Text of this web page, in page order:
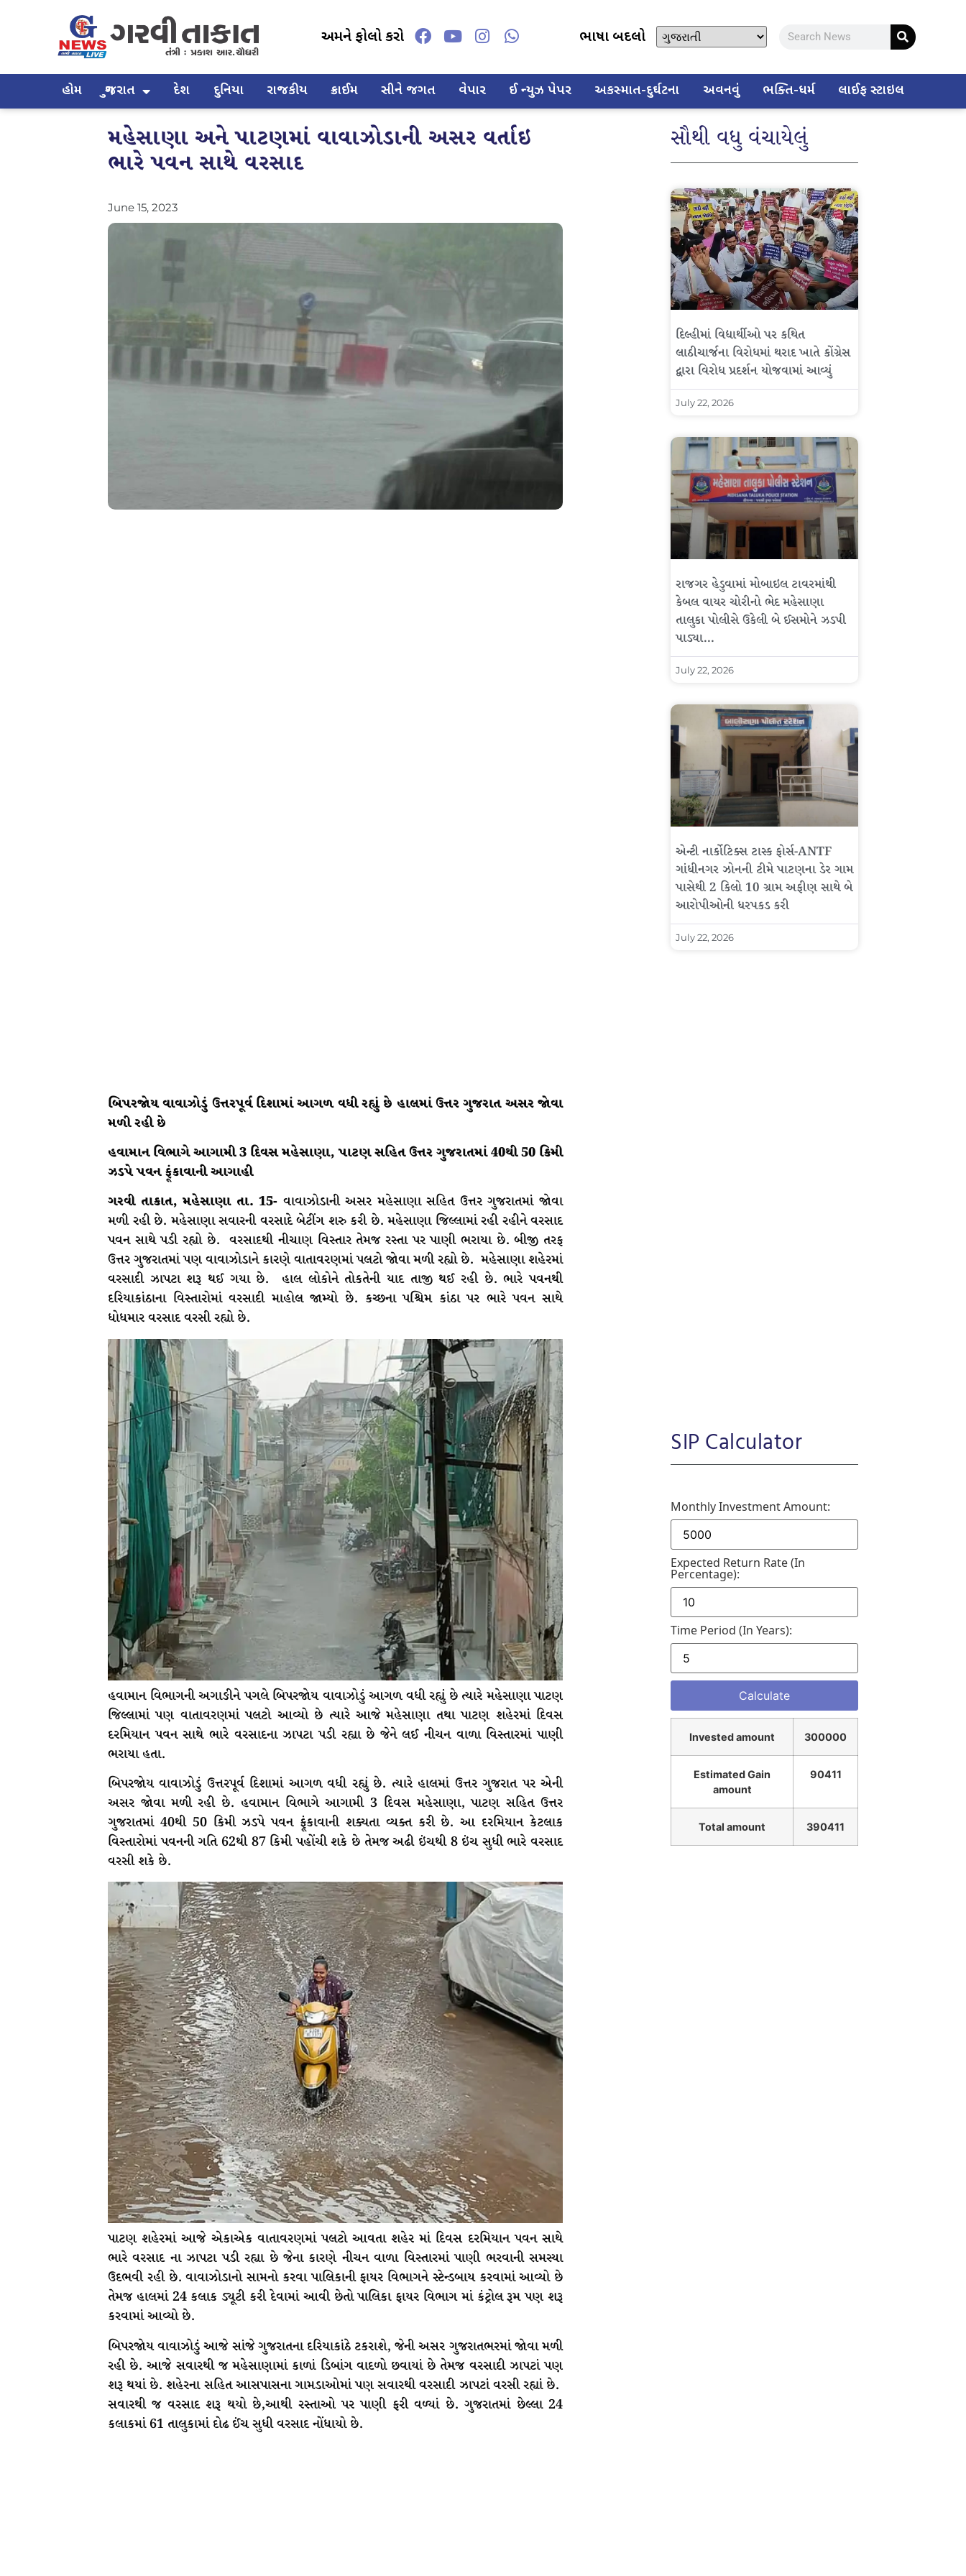
અમને ફોલો કરો ભાષા બદલો
હોમ ગુજરાત દેશ દુનિયા રાજકીય ક્રાઈમ સીને જગત વેપાર ઈ ન્યુઝ પેપર અકસ્માત-દુર્ઘટના અવનવું ભક્તિ-ધર્મ લાઈફ સ્ટાઇલ
મહેસાણા અને પાટણમાં વાવાઝોડાની અસર વર્તાઇ
ભારે પવન સાથે વરસાદ
June 15, 2023
બિપરજોય વાવાઝોડું ઉત્તરપૂર્વ દિશામાં આગળ વધી રહ્યું છે હાલમાં ઉત્તર ગુજરાત અસર જોવા
મળી રહી છે
હવામાન વિભાગે આગામી 3 દિવસ મહેસાણા, પાટણ સહિત ઉત્તર ગુજરાતમાં 40થી 50 કિમી
ઝડપે પવન ફૂંકાવાની આગાહી
ગરવી તાકાત, મહેસાણા તા. 15- વાવાઝોડાની અસર મહેસાણા સહિત ઉત્તર ગુજરાતમાં જોવા
મળી રહી છે. મહેસાણા સવારની વરસાદે બેટીંગ શરુ કરી છે. મહેસાણા જિલ્લામાં રહી રહીને વરસાદ
પવન સાથે પડી રહ્યો છે. વરસાદથી નીચાણ વિસ્તાર તેમજ રસ્તા પર પાણી ભરાયા છે. બીજી તરફ
ઉત્તર ગુજરાતમાં પણ વાવાઝોડાને કારણે વાતાવરણમાં પલટો જોવા મળી રહ્યો છે. મહેસાણા શહેરમાં
વરસાદી ઝાપટા શરૂ થઈ ગયા છે. હાલ લોકોને તોકતેની યાદ તાજી થઈ રહી છે. ભારે પવનથી
દરિયાકાંઠાના વિસ્તારોમાં વરસાદી માહોલ જામ્યો છે. કચ્છના પશ્ચિમ કાંઠા પર ભારે પવન સાથે
ધોધમાર વરસાદ વરસી રહ્યો છે.
હવામાન વિભાગની અગાઙીને પગલે બિપરજોય વાવાઝોડું આગળ વધી રહ્યું છે ત્યારે મહેસાણા પાટણ
જિલ્લામાં પણ વાતાવરણમાં પલટો આવ્યો છે ત્યારે આજે મહેસાણા તથા પાટણ શહેરમાં દિવસ
દરમિયાન પવન સાથે ભારે વરસાદના ઝાપટા પડી રહ્યા છે જેને લઈ નીચન વાળા વિસ્તારમાં પાણી
ભરાયા હતા.
બિપરજોય વાવાઝોડું ઉત્તરપૂર્વ દિશામાં આગળ વધી રહ્યું છે. ત્યારે હાલમાં ઉત્તર ગુજરાત પર એની
અસર જોવા મળી રહી છે. હવામાન વિભાગે આગામી 3 દિવસ મહેસાણા, પાટણ સહિત ઉત્તર
ગુજરાતમાં 40થી 50 કિમી ઝડપે પવન ફૂંકાવાની શક્યતા વ્યક્ત કરી છે. આ દરમિયાન કેટલાક
વિસ્તારોમાં પવનની ગતિ 62થી 87 કિમી પહોંચી શકે છે તેમજ અઢી ઇંચથી 8 ઇંચ સુધી ભારે વરસાદ
વરસી શકે છે.
પાટણ શહેરમાં આજે એકાએક વાતાવરણમાં પલટો આવતા શહેર માં દિવસ દરમિયાન પવન સાથે
ભારે વરસાદ ના ઝાપટા પડી રહ્યા છે જેના કારણે નીચન વાળા વિસ્તારમાં પાણી ભરવાની સમસ્યા
ઉદભવી રહી છે. વાવાઝોડાનો સામનો કરવા પાલિકાની ફાયર વિભાગને સ્ટેન્ડબાય કરવામાં આવ્યો છે
તેમજ હાલમાં 24 કલાક ડ્યૂટી કરી દેવામાં આવી છેતો પાલિકા ફાયર વિભાગ માં કંટ્રોલ રૂમ પણ શરૂ
કરવામાં આવ્યો છે.
બિપરજોય વાવાઝોડું આજે સાંજે ગુજરાતના દરિયાકાંઠે ટકરાશે, જેની અસર ગુજરાતભરમાં જોવા મળી
રહી છે. આજે સવારથી જ મહેસાણામાં કાળાં ડિબાંગ વાદળો છવાયાં છે તેમજ વરસાદી ઝાપટાં પણ
શરૂ થયાં છે. શહેરના સહિત આસપાસના ગામડાઓમાં પણ સવારથી વરસાદી ઝાપટાં વરસી રહ્યાં છે.
સવારથી જ વરસાદ શરૂ થયો છે,આથી રસ્તાઓ પર પાણી ફરી વળ્યાં છે. ગુજરાતમાં છેલ્લા 24
કલાકમાં 61 તાલુકામાં દોઢ ઈંચ સુધી વરસાદ નોંધાયો છે.
સૌથી વધુ વંચાયેલું
દિલ્હીમાં વિદ્યાર્થીઓ પર કથિત
લાઠીચાર્જના વિરોધમાં થરાદ ખાતે કોંગ્રેસ
દ્વારા વિરોધ પ્રદર્શન યોજવામાં આવ્યું
July 22, 2026
રાજગર હેડુવામાં મોબાઇલ ટાવરમાંથી
કેબલ વાયર ચોરીનો ભેદ મહેસાણા
તાલુકા પોલીસે ઉકેલી બે ઈસમોને ઝડપી
પાડ્યા…
July 22, 2026
એન્ટી નાર્કોટિક્સ ટાસ્ક ફોર્સ-ANTF
ગાંધીનગર ઝોનની ટીમે પાટણના ડેર ગામ
પાસેથી 2 કિલો 10 ગ્રામ અફીણ સાથે બે
આરોપીઓની ધરપકડ કરી
July 22, 2026
SIP Calculator
Monthly Investment Amount:
Expected Return Rate (in
Percentage):
Time Period (in Years):
Invested amount 300000
Estimated Gain
amount
90411
Total amount 390411